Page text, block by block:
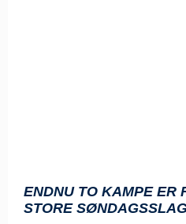
ENDNU TO KAMPE ER
STORE